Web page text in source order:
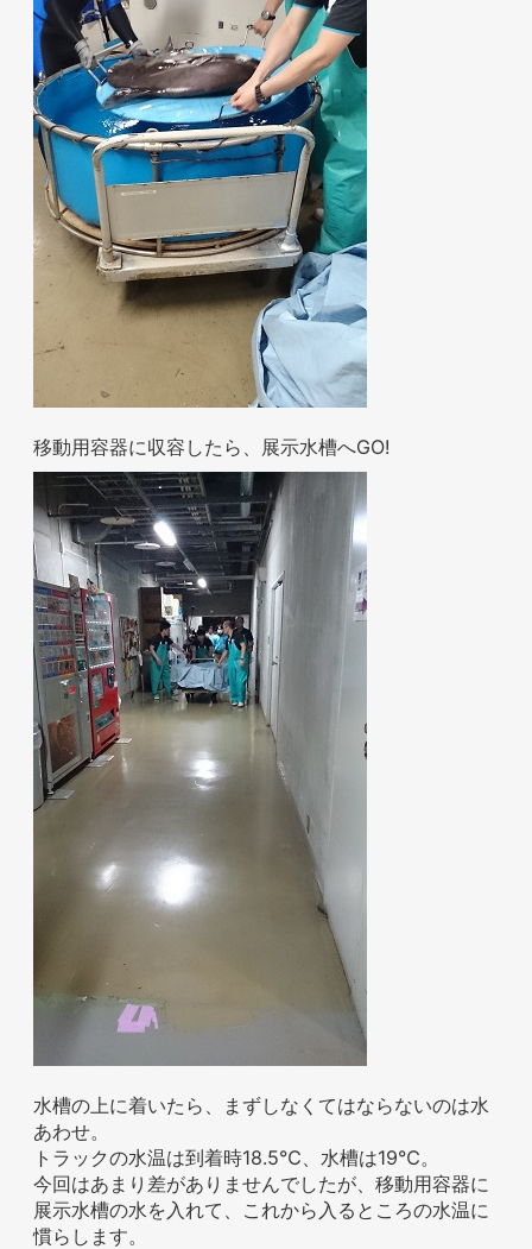
移動用容器に収容したら、展示水槽へGO!
水槽の上に着いたら、まずしなくてはならないのは水
あわせ。
トラックの水温は到着時18.5℃、水槽は19℃。
今回はあまり差がありませんでしたが、移動用容器に
展示水槽の水を入れて、これから入るところの水温に
慣らします。